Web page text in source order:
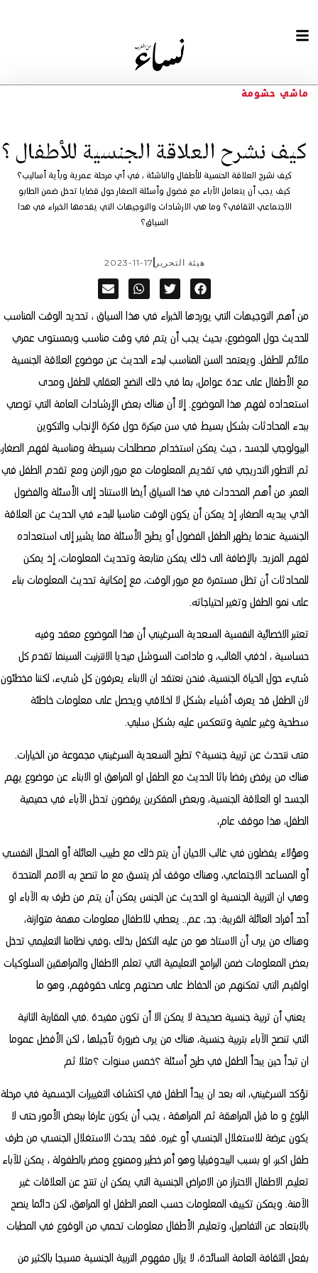
ماشي حشومة
كيف نشرح العلاقة الجنسية للأطفال ؟
كيف نشرح العلاقة الحنسية للأطفال والناشئة ، في أي مرحلة عمرية وبأية أساليب؟
كيف يجب أن يتعامل الآباء مع فضول وأسئلة الصغار حول قضايا تدخل ضمن الطابو
الاجتماعي الثقافي؟ وما هي الارشادات والتوجيهات التي يقدمها الخبراء في هدا
السياق؟
هيئة التحرير 2023-11-17
من أهم التوجيهات التي يوردها الخبراء في هذا السياق ، تحديد الوقت المناسب
للحديث حول الموضوع، بحيث يجب أن يتم في وقت مناسب وبمستوى عمري
ملائم للطفل. ويعتمد السن المناسب لبدء الحديث عن موضوع العلاقة الجنسية
مع الأطفال على عدة عوامل، بما في ذلك النضج العقلي للطفل ومدى
استعداده لفهم هذا الموضوع. إلا أن هناك بعض الإرشادات العامة التي توصي
ببدء المحادثات بشكل بسيط في سن مبكرة حول فكرة الإنجاب والتكوين
البيولوجي للجسد ، حيث يمكن استخدام مصطلحات بسيطة ومناسبة لفهم الصغار،
ثم التطور التدريجي في تقديم المعلومات مع مرور الزمن ومع تقدم الطفل في
العمر. من أهم المحددات في هذا السياق أيضا الاستناد إلى الأسئلة والفضول
الذي يبديه الصغار، إذ يمكن أن يكون الوقت مناسبا للبدء في الحديث عن العلاقة
الجنسية عندما يظهر الطفل الفضول أو يطرح الأسئلة مما يشير إلى استعداده
لفهم المزيد. بالإضافة الى ذلك يمكن متابعة وتحديث المعلومات، إذ يمكن
للمحادثات أن تظل مستمرة مع مرور الوقت، مع إمكانية تحديث المعلومات بناء
على نمو الطفل وتغير احتياجاته.
تعتبر الاخصائية النفسية السعدية السرغيني أن هذا الموضوع معقد وفيه
حساسية ، اذفي الغالب، و مادامت السوشل ميديا الانترنيت السينما تقدم كل
شيء حول الحياة الجنسية، فنحن نعتقد ان الابناء يعرفون كل شيء، لكننا مخطئون
لان الطفل قد يعرف أشياء بشكل لا اخلاقي ويحصل على معلومات خاطئة
سطحية وغير علمية وتنعكس عليه بشكل سلبي.
متى نتحدث عن تربية جنسية؟ تطرح السعدية السرغيني مجموعة من الخيارات.
هناك من يرفض رفضا باثا الحديث مع الطفل او المراهق او الابناء عن موضوع يهم
الجسد او العلاقة الجنسية، وبعض المفكرين يرفضون تدخل الآباء في حميمية
الطفل، هذا موقف عام،
وهؤلاء يفضلون في غالب الاحيان أن يتم ذلك مع طبيب العائلة أو المحلل النفسي
أو المساعد الاجتماعي، وهناك موقف آخر يتسق مع ما تنصح به الامم المتحدة
وهي ان التربية الجنسية او الحديث عن الجنس يمكن أن يتم من طرف به الآباء او
أحد أفراد العائلة القريبة: جد، عم.. يعطي للاطفال معلومات مهمة متوازنة،
وهناك من يرى أن الاستاذ هو من عليه التكفل بذلك ،وفي نظامنا التعليمي تدخل
بعض المعلومات ضمن البرامج التعليمية التي تعلم الاطفال والمراهقين السلوكيات
اولقيم التي تمكنهم من الحفاظ على صحتهم وعلى حقوقهم، وهو ما
يعني أن تربية جنسية صحيحة لا يمكن الا أن تكون مفيدة .في المقاربة الثانية
التي تنصح الآباء بتربية جنسية، هناك من يرى ضرورة تأجيلها ، لكن الأفضل عموما
ان تبدأ حين يبدأ الطفل في طرح أسئلة ؟خمس سنوات ؟مثلا ثم
تؤكد السرغيني، انه بعد ان يبدأ الطفل في اكتشاف التغييرات الجسمية في مرحلة
البلوغ و ما قبل المراهقة ثم المراهقة ، يجب أن يكون عارفا ببعض الأمور حتى لا
يكون عرضة للاستغلال الجنسي أو غيره. فقد يحدث الاستغلال الجنسي من طرف
طفل اكبر، او بسبب البيدوفيليا وهو أمر خطير وممنوع ومضر بالطفولة ، يمكن للآباء
تعليم الاطفال الاحتراز من الامراض الجنسية التي يمكن ان تنتج عن العلاقات غير
الآمنة. ويمكن تكييف المعلومات حسب العمر الطفل او المراهق، لكن دائما ينصح
بالابتعاد عن التفاصيل، وتعليم الأطفال معلومات تحمي من الوقوع في المطبات
بفعل الثقافة العامة السائدة، لا يزال مفهوم التربية الجنسية مسيجا بالكثير من